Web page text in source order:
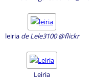
leiria de Lele3100 @flickr
Leiria